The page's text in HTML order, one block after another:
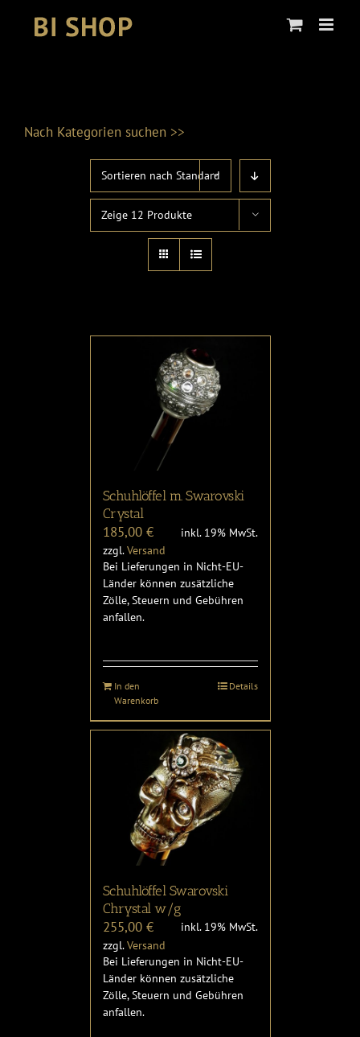
Nach Kategorien suchen >>
Produktkategorien
Sortieren nach Standard
Zeige 12 Produkte
Schuhlöffel m. Swarovski
Crystal
185,00 €
inkl. 19% MwSt.
zzgl.Versand
Bei Lieferungen in Nicht-EU-
Länder können zusätzliche
Zölle, Steuern und Gebühren
anfallen.
In den
Warenkorb
Details
Schuhlöffel Swarovski
Chrystal w/g
255,00 €
inkl. 19% MwSt.
zzgl.Versand
Bei Lieferungen in Nicht-EU-
Länder können zusätzliche
Zölle, Steuern und Gebühren
anfallen.